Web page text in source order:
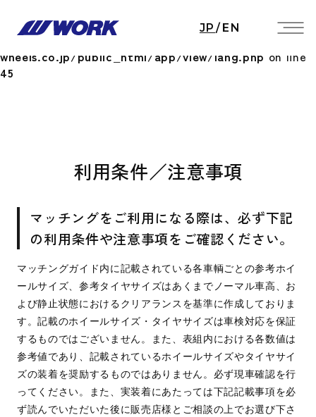
Notice: Undefined index: HTTP_ACCEPT_LANGUAGE
/home/workwheels/work-
wheels.co.jp/public_html/app/view/lang.php on line
45
JP / EN
利用条件／注意事項
マッチングをご利用になる際は、必ず下記
の利用条件や注意事項をご確認ください。
マッチングガイド内に記載されている各車輌ごとの参考ホイ
ールサイズ、参考タイヤサイズはあくまでノーマル車高、お
よび静止状態におけるクリアランスを基準に作成しておりま
す。記載のホイールサイズ・タイヤサイズは車検対応を保証
するものではございません。また、表組内における各数値は
参考値であり、記載されているホイールサイズやタイヤサイ
ズの装着を奨励するものではありません。必ず現車確認を行
ってください。また、実装着にあたっては下記記載事項を必
ず読んでいただいた後に販売店様とご相談の上でお選び下さ